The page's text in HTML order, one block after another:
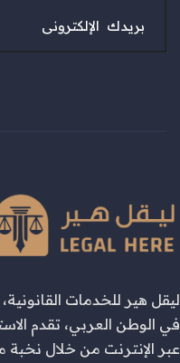
ليقل هير للخدمات
في الوطن العربي، تقدم
عبر الإنترنت من خلال